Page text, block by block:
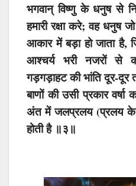
भगवान् विष्णु के धनुष से
हमारी रक्षा करे; वह धनुष
आकार में बड़ा हो जाता
आश्चर्य भरी नजरों से
गड़गड़ाहट की भांति दूर-
बाणों की उसी प्रकार
अंत में जलप्रलय (प्रलय के
होती है ॥३॥